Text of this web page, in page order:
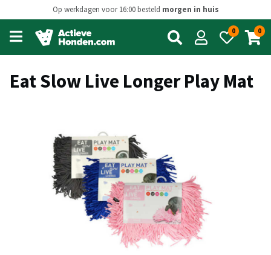
Op werkdagen voor 16:00 besteld morgen in huis
Open
main
menu
0 0
Eat Slow Live Longer Play Mat